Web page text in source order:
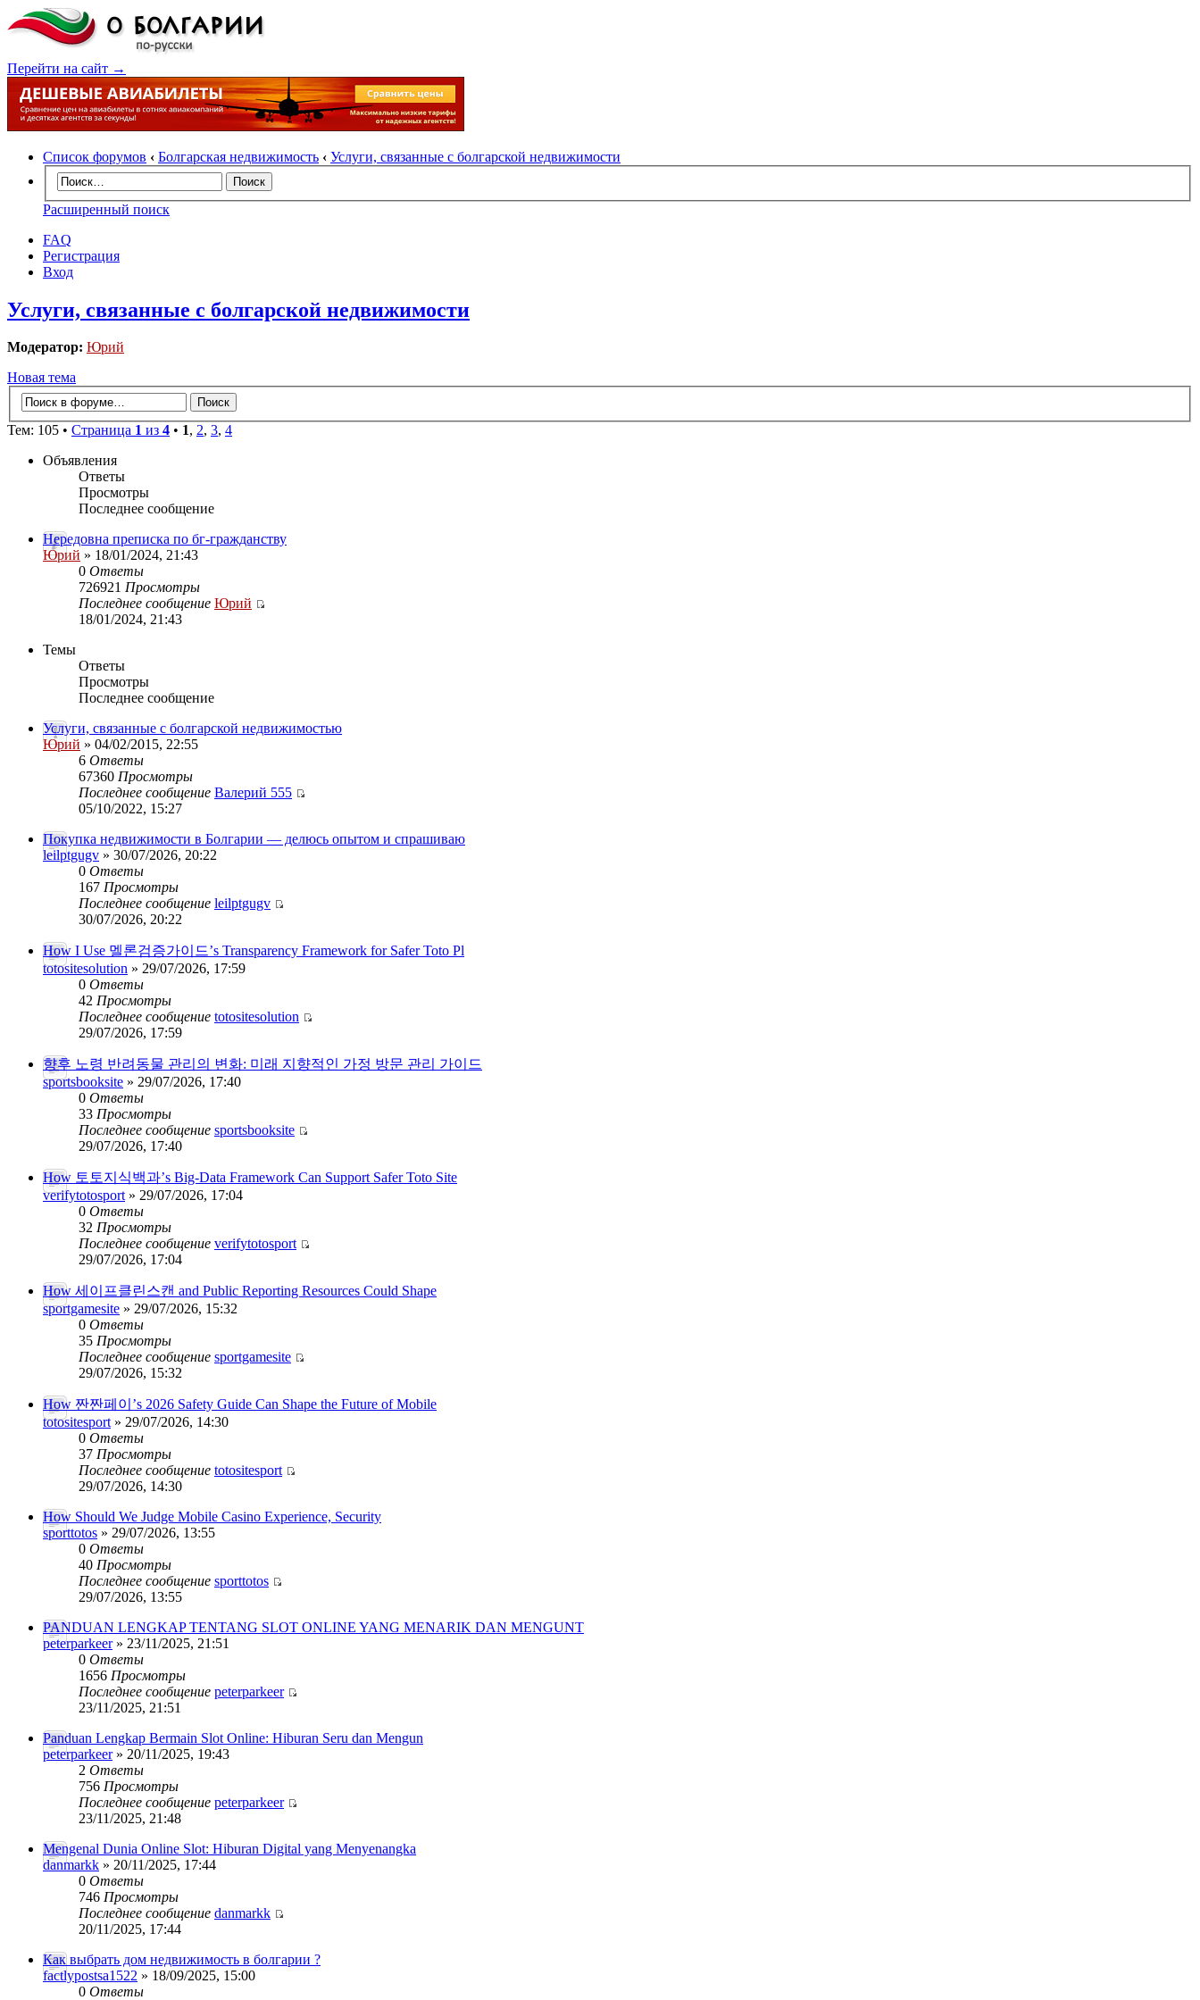
Перейти на сайт →
Список форумов ‹ Болгарская недвижимость ‹ Услуги, связанные с болгарской недвижимости
Расширенный поиск
FAQ
Регистрация
Вход
Услуги, связанные с болгарской недвижимости
Модератор: Юрий
Новая тема
Тем: 105 • Страница 1 из 4 • 1, 2, 3, 4
Объявления
Ответы
Просмотры
Последнее сообщение
Нередовна преписка по бг-гражданству
Юрий » 18/01/2024, 21:43
0 Ответы
726921 Просмотры
Последнее сообщение Юрий
18/01/2024, 21:43
Темы
Ответы
Просмотры
Последнее сообщение
Услуги, связанные с болгарской недвижимостью
Юрий » 04/02/2015, 22:55
6 Ответы
67360 Просмотры
Последнее сообщение Валерий 555
05/10/2022, 15:27
Покупка недвижимости в Болгарии — делюсь опытом и спрашиваю
leilptgugv » 30/07/2026, 20:22
0 Ответы
167 Просмотры
Последнее сообщение leilptgugv
30/07/2026, 20:22
How I Use 멜론검증가이드’s Transparency Framework for Safer Toto Pl
totositesolution » 29/07/2026, 17:59
0 Ответы
42 Просмотры
Последнее сообщение totositesolution
29/07/2026, 17:59
향후 노령 반려동물 관리의 변화: 미래 지향적인 가정 방문 관리 가이드
sportsbooksite » 29/07/2026, 17:40
0 Ответы
33 Просмотры
Последнее сообщение sportsbooksite
29/07/2026, 17:40
How 토토지식백과’s Big-Data Framework Can Support Safer Toto Site
verifytotosport » 29/07/2026, 17:04
0 Ответы
32 Просмотры
Последнее сообщение verifytotosport
29/07/2026, 17:04
How 세이프클린스캔 and Public Reporting Resources Could Shape
sportgamesite » 29/07/2026, 15:32
0 Ответы
35 Просмотры
Последнее сообщение sportgamesite
29/07/2026, 15:32
How 짠짠페이’s 2026 Safety Guide Can Shape the Future of Mobile
totositesport » 29/07/2026, 14:30
0 Ответы
37 Просмотры
Последнее сообщение totositesport
29/07/2026, 14:30
How Should We Judge Mobile Casino Experience, Security
sporttotos » 29/07/2026, 13:55
0 Ответы
40 Просмотры
Последнее сообщение sporttotos
29/07/2026, 13:55
PANDUAN LENGKAP TENTANG SLOT ONLINE YANG MENARIK DAN MENGUNT
peterparkeer» 23/11/2025, 21:51
0 Ответы
1656 Просмотры
Последнее сообщение peterparkeer
23/11/2025, 21:51
Panduan Lengkap Bermain Slot Online: Hiburan Seru dan Mengun
peterparkeer» 20/11/2025, 19:43
2 Ответы
756 Просмотры
Последнее сообщение peterparkeer
23/11/2025, 21:48
Mengenal Dunia Online Slot: Hiburan Digital yang Menyenangka
danmarkk » 20/11/2025, 17:44
0 Ответы
746 Просмотры
Последнее сообщение danmarkk
20/11/2025, 17:44
Как выбрать дом недвижимость в болгарии ?
factlypostsa1522 » 18/09/2025, 15:00
0 Ответы